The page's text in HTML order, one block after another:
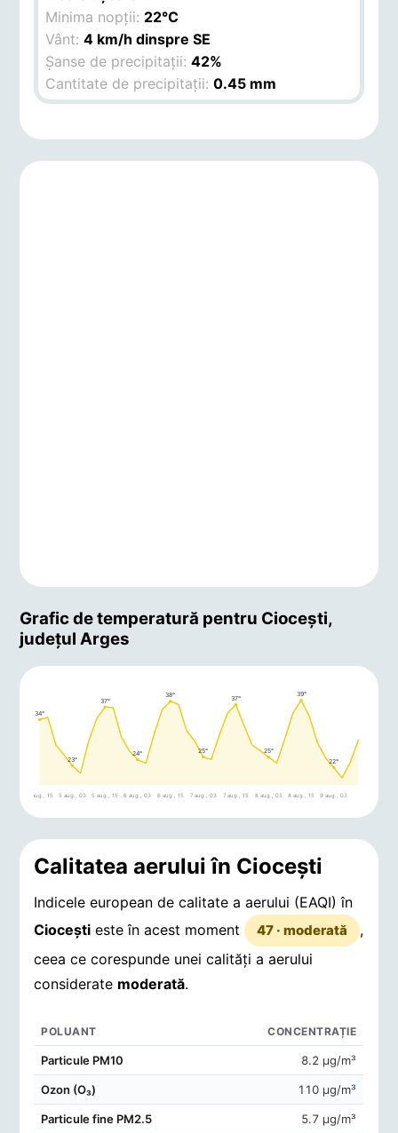
Minima nopții: 22°C
Vânt:4 km/h dinspre SE
Șanse de precipitații:42%
Cantitate de precipitații:0.45 mm
Grafic de temperatură pentru Cioceşti,
județul Arges
34°
4 aug., 15
23°
5 aug., 03
37°
5 aug., 15
24°
6 aug., 03
38°
6 aug., 15
25°
7 aug., 03
37°
7 aug., 15
25°
8 aug., 03
39°
8 aug., 15
22°
9 aug., 03
Calitatea aerului în Cioceşti
Indicele european de calitate a aerului (EAQI) în
Cioceşti este în acest moment 47 · moderată
,
ceea ce corespunde unei calități a aerului
considerate moderată.
POLUANT CONCENTRAȚIE
Particule PM10 8.2 μg/m³
Ozon (O₃) 110 μg/m³
Particule fine PM2.5 5.7 μg/m³